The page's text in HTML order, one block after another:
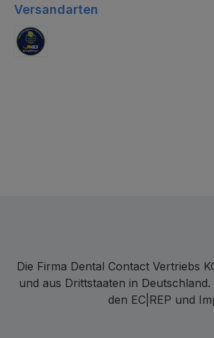
Versandarten
Die Firma Dental Contact Vertriebs
und aus Drittstaaten in
den EC|REP und